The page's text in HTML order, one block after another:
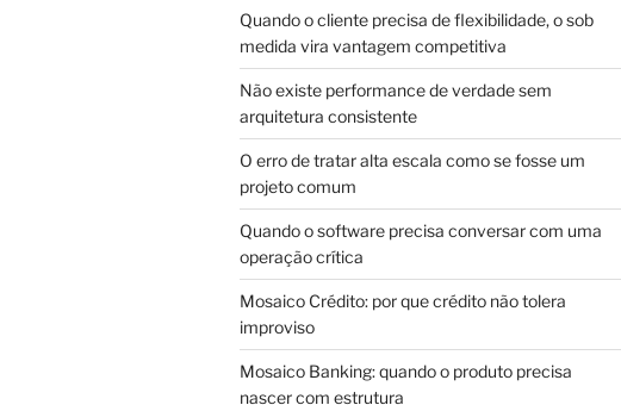
Quando o cliente precisa de flexibilidade, o sob
medida vira vantagem competitiva
Não existe performance de verdade sem
arquitetura consistente
O erro de tratar alta escala como se fosse um
projeto comum
Quando o software precisa conversar com uma
operação crítica
Mosaico Crédito: por que crédito não tolera
improviso
Mosaico Banking: quando o produto precisa
nascer com estrutura